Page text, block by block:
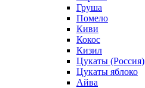
Груша
Помело
Киви
Кокос
Кизил
Цукаты (Россия)
Цукаты яблоко
Айва